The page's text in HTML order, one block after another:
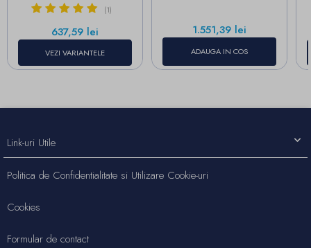
(1)
Pret
637,59 lei
VEZI VARIANTELE
Pret
1.551,39 lei
ADAUGA IN COS
Link-uri Utile
Politica de Confidentialitate si Utilizare Cookie-uri
Cookies
Formular de contact